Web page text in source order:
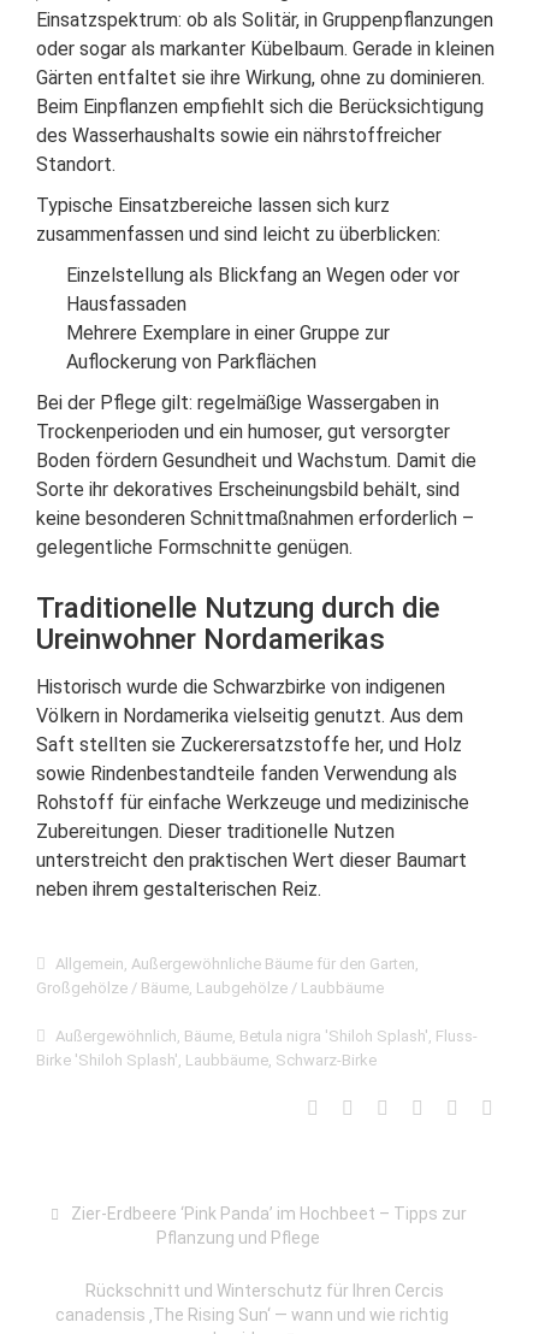
Einsatzspektrum: ob als Solitär, in Gruppenpflanzungen
oder sogar als markanter Kübelbaum. Gerade in kleinen
Gärten entfaltet sie ihre Wirkung, ohne zu dominieren.
Beim Einpflanzen empfiehlt sich die Berücksichtigung
des Wasserhaushalts sowie ein nährstoffreicher
Standort.
Typische Einsatzbereiche lassen sich kurz
zusammenfassen und sind leicht zu überblicken:
Einzelstellung als Blickfang an Wegen oder vor
Hausfassaden
Mehrere Exemplare in einer Gruppe zur
Auflockerung von Parkflächen
Bei der Pflege gilt: regelmäßige Wassergaben in
Trockenperioden und ein humoser, gut versorgter
Boden fördern Gesundheit und Wachstum. Damit die
Sorte ihr dekoratives Erscheinungsbild behält, sind
keine besonderen Schnittmaßnahmen erforderlich –
gelegentliche Formschnitte genügen.
Traditionelle Nutzung durch die
Ureinwohner Nordamerikas
Historisch wurde die Schwarzbirke von indigenen
Völkern in Nordamerika vielseitig genutzt. Aus dem
Saft stellten sie Zuckerersatzstoffe her, und Holz
sowie Rindenbestandteile fanden Verwendung als
Rohstoff für einfache Werkzeuge und medizinische
Zubereitungen. Dieser traditionelle Nutzen
unterstreicht den praktischen Wert dieser Baumart
neben ihrem gestalterischen Reiz.
Allgemein, Außergewöhnliche Bäume für den Garten,
Großgehölze / Bäume, Laubgehölze / Laubbäume
Außergewöhnlich, Bäume, Betula nigra 'Shiloh Splash', Fluss-
Birke 'Shiloh Splash', Laubbäume, Schwarz-Birke
Zier-Erdbeere ‘Pink Panda’ im Hochbeet – Tipps zur
Pflanzung und Pflege
Rückschnitt und Winterschutz für Ihren Cercis
canadensis ‚The Rising Sun‘ — wann und wie richtig